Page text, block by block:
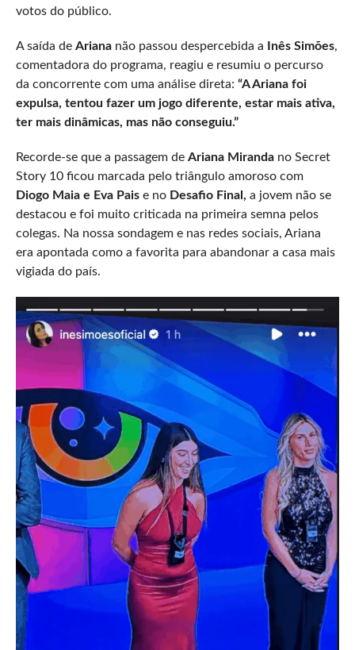
votos do público.
A saída de Ariananão passou despercebida a Inês Simões,
comentadora do programa, reagiu e resumiu o percurso
da concorrente com uma análise direta: “A Ariana foi
expulsa, tentou fazer um jogo diferente, estar mais ativa,
ter mais dinâmicas, mas não conseguiu.”
Recorde-se que a passagem de Ariana Mirandano Secret
Story 10 ficou marcada pelo triângulo amoroso com
Diogo Maia e Eva Pais e noDesafio Final, a jovem não se
destacou e foi muito criticada na primeira semna pelos
colegas. Na nossa sondagem e nas redes sociais, Ariana
era apontada como a favorita para abandonar a casa mais
vigiada do país.